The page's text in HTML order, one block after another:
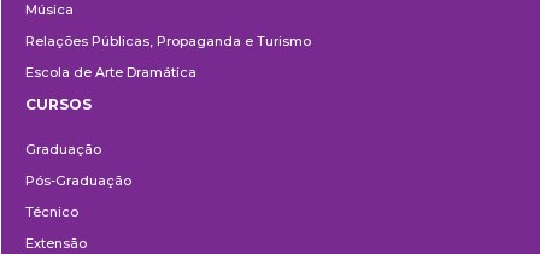
Música
Relações Públicas, Propaganda e Turismo
Escola de Arte Dramática
CURSOS
Graduação
Pós-Graduação
Técnico
Extensão